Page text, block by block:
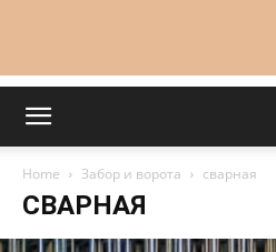
Home Забор и ворота сварная
СВАРНАЯ